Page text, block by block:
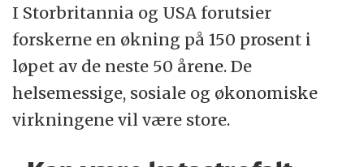
I Storbritannia og USA forutsier
forskerne en økning på 150 prosent i
løpet av de neste 50 årene. De
helsemessige, sosiale og økonomiske
virkningene vil være store.